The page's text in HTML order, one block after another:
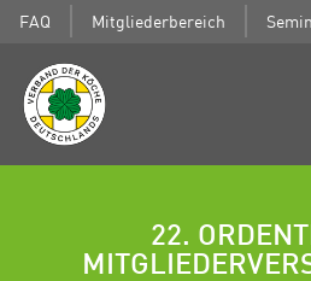
FAQ Mitgliederbereich
22.